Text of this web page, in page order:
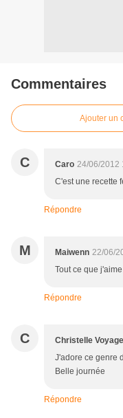
Commentaires
Ajouter un
C Caro 24/06/2012
C'est une recette
Répondre
M Maiwenn 22/06/
Tout ce que
Répondre
C Christelle
J'adore ce genre
Belle journée
Répondre